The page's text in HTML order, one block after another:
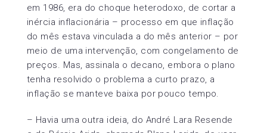
em 1986, era do choque heterodoxo, de cortar a
inércia inflacionária – processo em que inflação
do mês estava vinculada a do mês anterior – por
meio de uma intervenção, com congelamento de
preços. Mas, assinala o decano, embora o plano
tenha resolvido o problema a curto prazo, a
inflação se manteve baixa por pouco tempo.
– Havia uma outra ideia, do André Lara Resende